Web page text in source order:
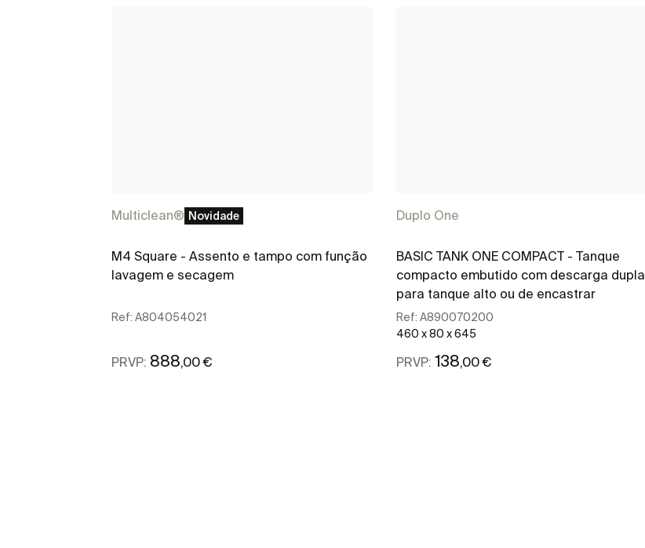
Multiclean® Novidade
M4 Square - Assento e tampo com função
lavagem e secagem
Ref: A804054021
PRVP: 888,00 €
Duplo One
BASIC TANK ONE COMPACT - Tanque
compacto embutido com descarga dupla
para tanque alto ou de encastrar
Ref:A890070200
460 x 80 x 645
PRVP:138,00 €